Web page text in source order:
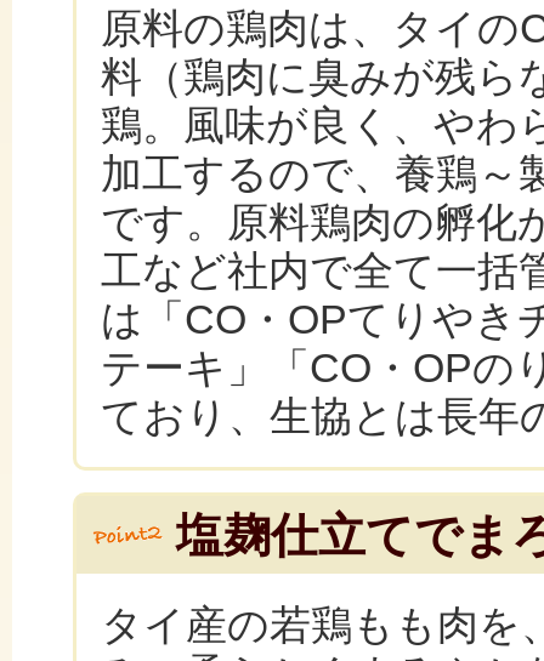
原料の鶏肉は、タイの
料（鶏肉に臭みが残ら
鶏。風味が良く、やわ
加工するので、養鶏～
です。原料鶏肉の孵化
工など社内で全て一
は「CO・OPてりやき
テーキ」「CO・OPの
ており、生協とは長年
塩麹仕立てでま
タイ産の若鶏もも肉を